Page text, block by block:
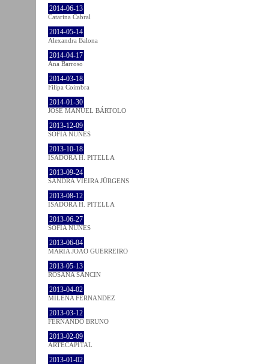
2014-06-13
Catarina Cabral
2014-05-14
Alexandra Balona
2014-04-17
Ana Barroso
2014-03-18
Filipa Coimbra
2014-01-30
JOSÉ MANUEL BÁRTOLO
2013-12-09
SOFIA NUNES
2013-10-18
ISADORA H. PITELLA
2013-09-24
SANDRA VIEIRA JÜRGENS
2013-08-12
ISADORA H. PITELLA
2013-06-27
SOFIA NUNES
2013-06-04
MARIA JOÃO GUERREIRO
2013-05-13
ROSANA SANCIN
2013-04-02
MILENA FÉRNANDEZ
2013-03-12
FERNANDO BRUNO
2013-02-09
ARTECAPITAL
2013-01-02